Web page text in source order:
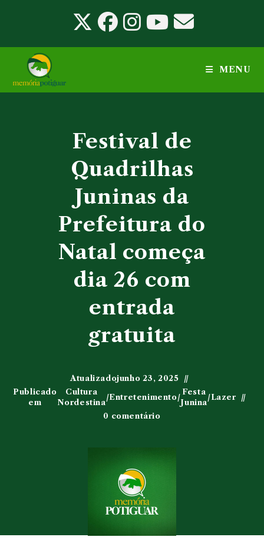
conteúdo
MENU
Festival de
Quadrilhas
Juninas da
Prefeitura do
Natal começa
dia 26 com
entrada
gratuita
Atualizadojunho 23, 2025
Publicado
em
Cultura
Nordestina
/Entretenimento/
Festa
Junina
/Lazer
0 comentário